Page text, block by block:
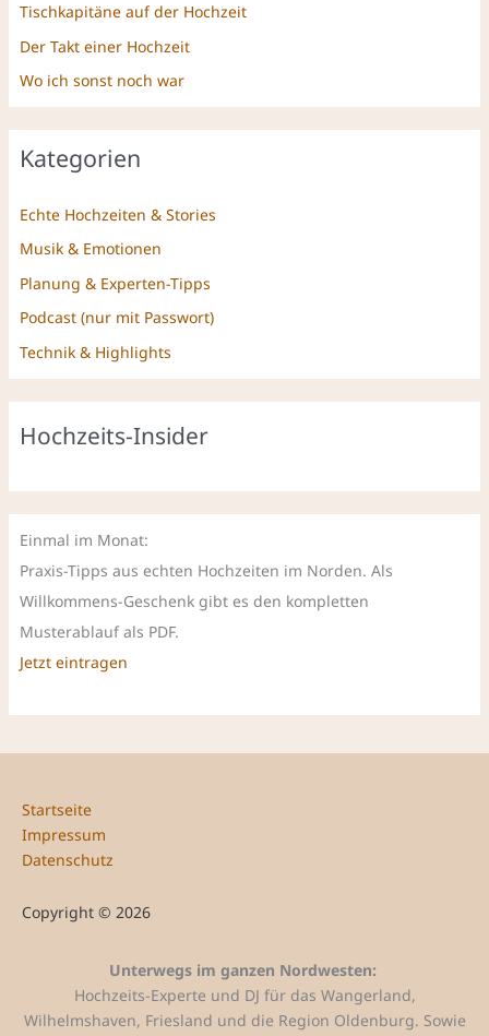
Tischkapitäne auf der Hochzeit
Der Takt einer Hochzeit
Wo ich sonst noch war
Kategorien
Echte Hochzeiten & Stories
Musik & Emotionen
Planung & Experten-Tipps
Podcast (nur mit Passwort)
Technik & Highlights
Hochzeits-Insider
Einmal im Monat:
Praxis-Tipps aus echten Hochzeiten im Norden. Als
Willkommens-Geschenk gibt es den kompletten
Musterablauf als PDF.
Jetzt eintragen
Startseite
Impressum
Datenschutz
Copyright © 2026
Unterwegs im ganzen Nordwesten:
Hochzeits-Experte und DJ für das Wangerland,
Wilhelmshaven, Friesland und die Region Oldenburg. Sowie